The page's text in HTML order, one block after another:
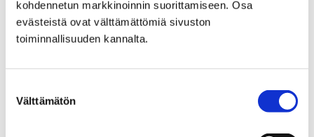
kohdennetun markkinoinnin suorittamiseen. Osa
evästeistä ovat välttämättömiä sivuston
toiminnallisuuden kannalta.
valinta
Välttämätön
Katujen päällystystyöt